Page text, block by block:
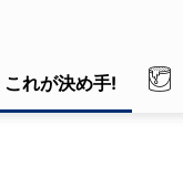
これが決め手!